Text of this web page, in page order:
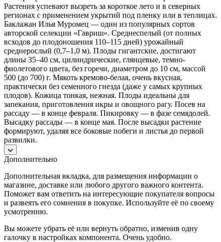
Растения успевают вызреть за короткое лето и в северных
регионах с применением укрытий под пленку или в теплицах.
Баклажан Илья Муромец — один из популярных сортов
авторской селекции «Гавриш». Среднеспелый (от полных
всходов до плодоношения 110–115 дней) урожайный
среднерослый (0,7–1,0 м). Плоды гигантские, достигают
длины 35–40 см, цилиндрические, глянцевые, темно-
фиолетового цвета, без горечи, диаметром до 10 см, массой
500 (до 700) г. Мякоть кремово-белая, очень вкусная,
практически без семенного гнезда (даже у самых крупных
плодов). Кожица тонкая, нежная. Плоды идеальны для
запекания, приготовления икры и овощного рагу. Посев на
рассаду — в конце февраля. Пикировку — в фазе семядолей.
Высадку рассады — в конце мая. После высадки растение
формируют, удаляя все боковые побеги и листья до первой
развилки.
Дополнительно
Дополнительная вкладка, для размещения информации о
магазине, доставке или любого другого важного контента.
Поможет вам ответить на интересующие покупателя вопросы
и развеять его сомнения в покупке. Используйте её по своему
усмотрению.
Вы можете убрать её или вернуть обратно, изменив одну
галочку в настройках компонента. Очень удобно.